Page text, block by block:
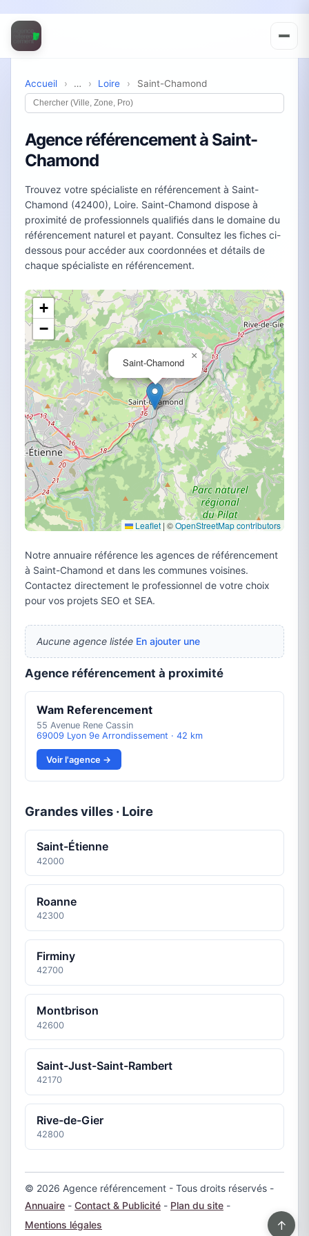
Accueil › … › Loire › Saint-Chamond
Agence référencement à Saint-
Chamond
Trouvez votre spécialiste en référencement à Saint-
Chamond (42400), Loire. Saint-Chamond dispose à
proximité de professionnels qualifiés dans le domaine du
référencement naturel et payant. Consultez les fiches ci-
dessous pour accéder aux coordonnées et détails de
chaque spécialiste en référencement.
Saint-Chamond
×
+
−
Leaflet | ©OpenStreetMap contributors
Notre annuaire référence les agences de référencement
à Saint-Chamond et dans les communes voisines.
Contactez directement le professionnel de votre choix
pour vos projets SEO et SEA.
Aucune agence listée En ajouter une
Agence référencement à proximité
Wam Referencement
55 Avenue Rene Cassin
69009 Lyon 9e Arrondissement · 42 km
Voir l'agence →
Grandes villes · Loire
Saint-Étienne
42000
Roanne
42300
Firminy
42700
Montbrison
42600
Saint-Just-Saint-Rambert
42170
Rive-de-Gier
42800
© 2026 Agence référencement - Tous droits réservés -
Annuaire - Contact & Publicité - Plan du site -
Mentions légales
↑